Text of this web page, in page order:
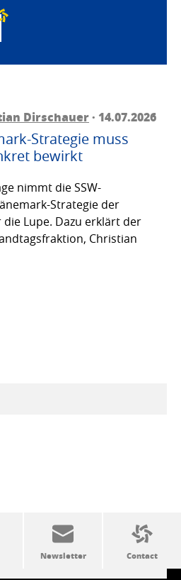
Dirschauer· 14.07.2026
Strategie muss
bewirkt
nimmt die SSW-
Strategie der
Lupe. Dazu erklärt der
Christian